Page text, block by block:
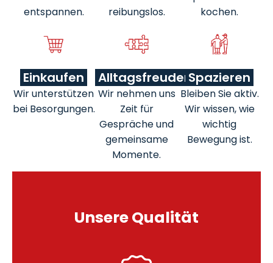
entspannen.
reibungslos.
kochen.
Einkaufen
Wir unterstützen
bei Besorgungen.
Alltagsfreuden
Wir nehmen uns
Zeit für
Gespräche und
gemeinsame
Momente.
Spazieren
Bleiben Sie aktiv.
Wir wissen, wie
wichtig
Bewegung ist.
Unsere Qualität